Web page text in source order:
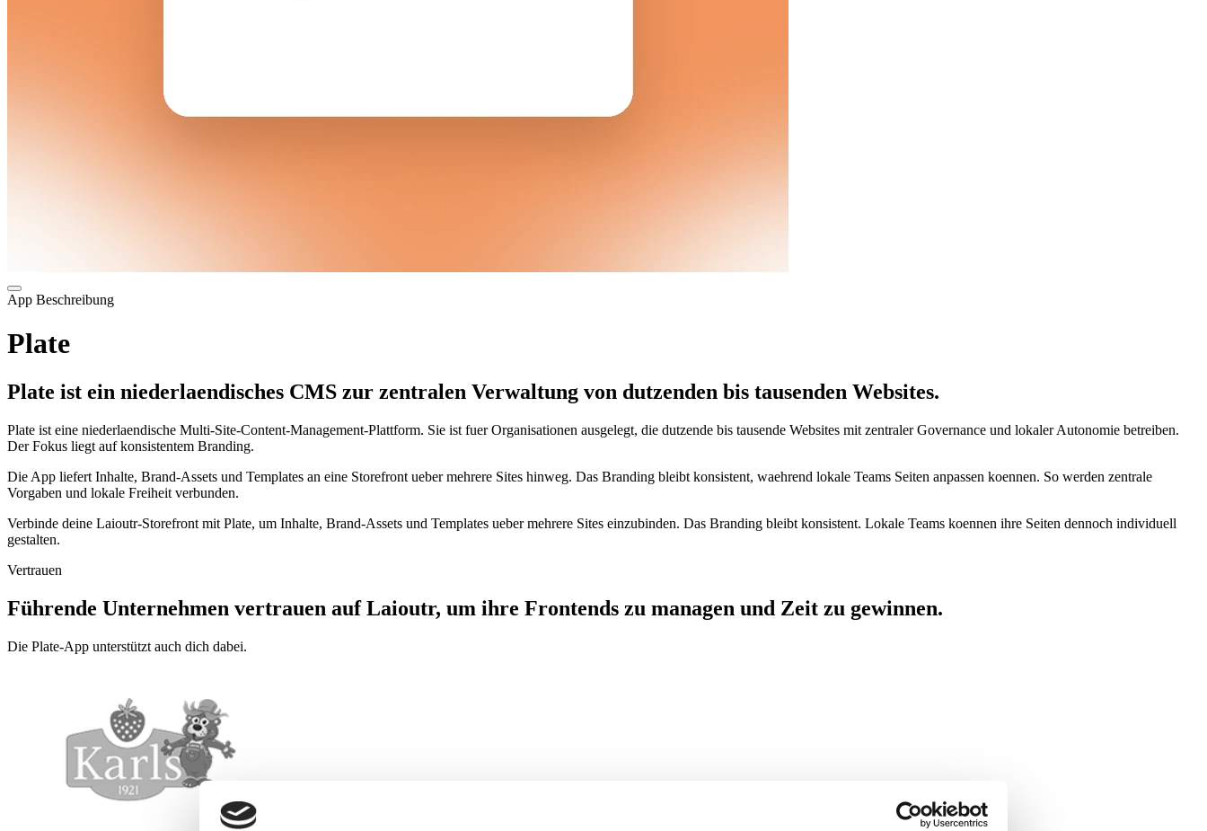
App Beschreibung
Plate
Plate ist ein niederlaendisches CMS zur zentralen Verwaltung von dutzenden bis tausenden Websites.
Plate ist eine niederlaendische Multi-Site-Content-Management-Plattform. Sie ist fuer Organisationen ausgelegt, die dutzende bis tausende Websites mit zentraler Governance und lokaler Autonomie betreiben.
Der Fokus liegt auf konsistentem Branding.
Die App liefert Inhalte, Brand-Assets und Templates an eine Storefront ueber mehrere Sites hinweg. Das Branding bleibt konsistent, waehrend lokale Teams Seiten anpassen koennen. So werden zentrale
Vorgaben und lokale Freiheit verbunden.
Verbinde deine Laioutr-Storefront mit Plate, um Inhalte, Brand-Assets und Templates ueber mehrere Sites einzubinden. Das Branding bleibt konsistent. Lokale Teams koennen ihre Seiten dennoch individuell
gestalten.
Vertrauen
Führende Unternehmen vertrauen auf Laioutr, um ihre Frontends zu managen und Zeit zu gewinnen.
Die Plate-App unterstützt auch dich dabei.